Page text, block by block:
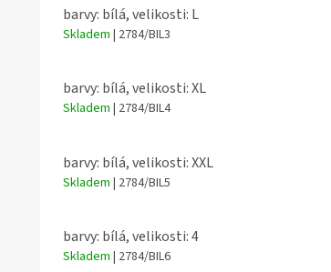
barvy: bílá, velikosti: L
Skladem | 2784/BIL3
barvy: bílá, velikosti: XL
Skladem | 2784/BIL4
barvy: bílá, velikosti: XXL
Skladem | 2784/BIL5
barvy: bílá, velikosti: 4
Skladem | 2784/BIL6